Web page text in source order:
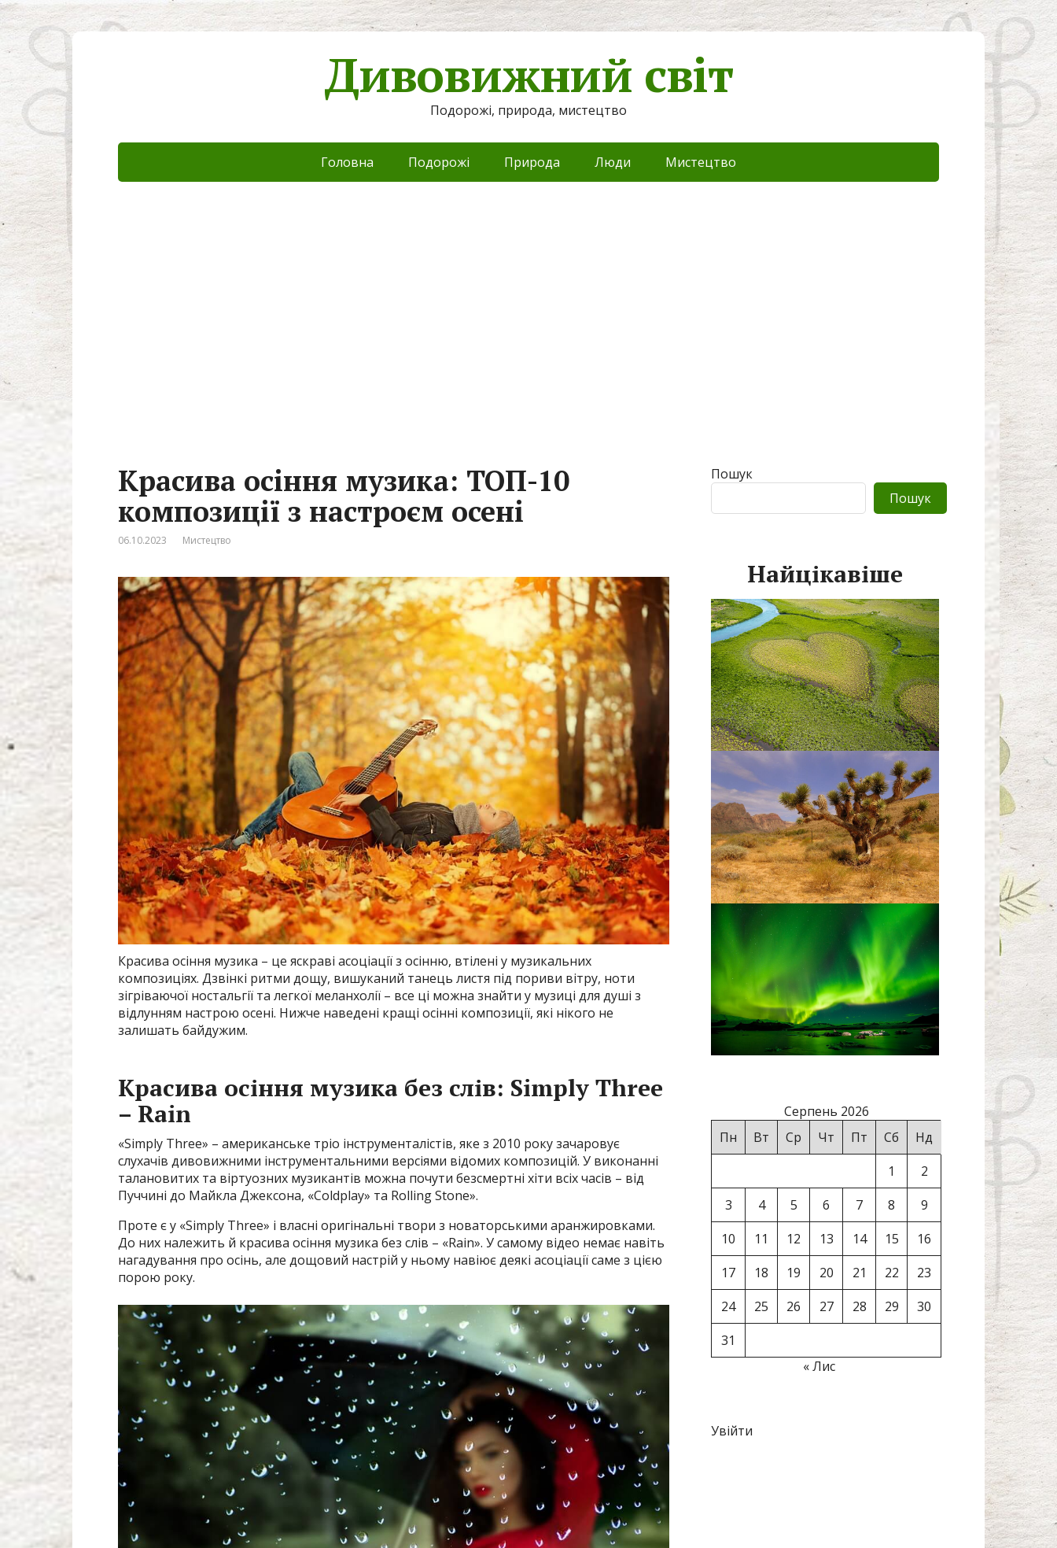
Дивовижний світ
Подорожі, природа, мистецтво
Головна Подорожі Природа Люди Мистецтво
Красива осіння музика: ТОП-10
композиції з настроєм осені
06.10.2023 Мистецтво
Красива осіння музика – це яскраві асоціації з осінню, втілені у музикальних
композиціях. Дзвінкі ритми дощу, вишуканий танець листя під пориви вітру, ноти
зігріваючої ностальгії та легкої меланхолії – все ці можна знайти у музиці для душі з
відлунням настрою осені. Нижче наведені кращі осінні композиції, які нікого не
залишать байдужим.
Красива осіння музика без слів: Simply Three
– Rain
«Simply Three» – американське тріо інструменталістів, яке з 2010 року зачаровує
слухачів дивовижними інструментальними версіями відомих композицій. У виконанні
талановитих та віртуозних музикантів можна почути безсмертні хіти всіх часів – від
Пуччині до Майкла Джексона, «Coldplay» та Rolling Stone».
Проте є у «Simply Three» і власні оригінальні твори з новаторськими аранжировками.
До них належить й красива осіння музика без слів – «Rain». У самому відео немає навіть
нагадування про осінь, але дощовий настрій у ньому навіює деякі асоціації саме з цією
порою року.
Пошук
Пошук
Найцікавіше
Серпень 2026
Пн
Вт Ср Чт Пт Сб
Нд
1
2
3
4 5 6 7 8
9
10
11 12 13 14 15
16
17
18 19 20 21 22
23
24
25 26 27 28 29
30
31
« Лис
Увійти